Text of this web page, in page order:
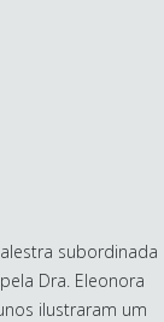
subordinada
Dra. Eleonora
ilustraram um